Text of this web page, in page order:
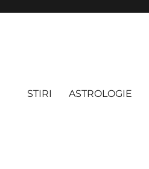
STIRI ASTROLOGIE